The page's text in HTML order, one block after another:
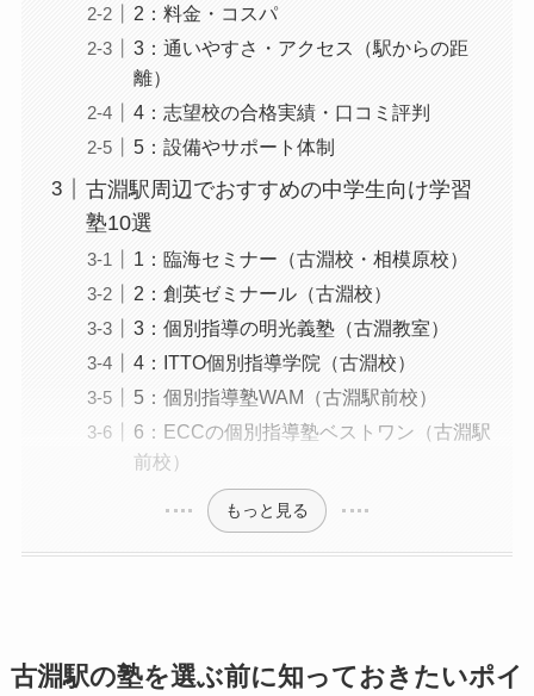
2：料金・コスパ
3：通いやすさ・アクセス（駅からの距
離）
4：志望校の合格実績・口コミ評判
5：設備やサポート体制
古淵駅周辺でおすすめの中学生向け学習
塾10選
1：臨海セミナー（古淵校・相模原校）
2：創英ゼミナール（古淵校）
3：個別指導の明光義塾（古淵教室）
4：ITTO個別指導学院（古淵校）
5：個別指導塾WAM（古淵駅前校）
6：ECCの個別指導塾ベストワン（古淵駅
前校）
もっと見る
古淵駅の塾を選ぶ前に知っておきたいポイ